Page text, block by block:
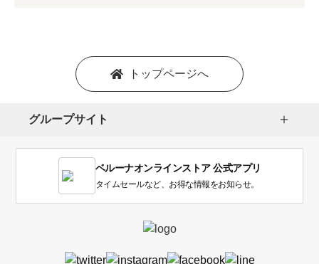
い
トップページへ
グループサイト
ベルーナオンラインストア 公式アプリ
タイムセールなど、お得な情報をお知らせ。